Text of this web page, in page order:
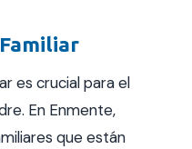
es crucial para el
En Enmente,
que están